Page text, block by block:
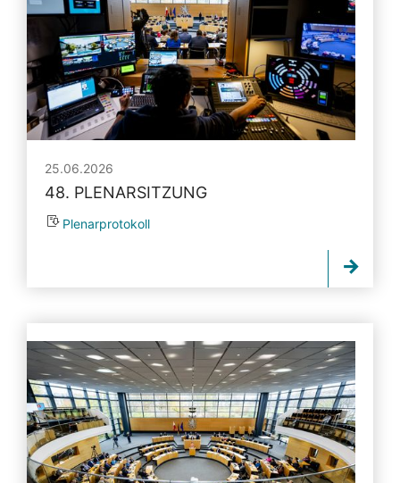
25.06.2026
48. PLENARSITZUNG
Plenarprotokoll